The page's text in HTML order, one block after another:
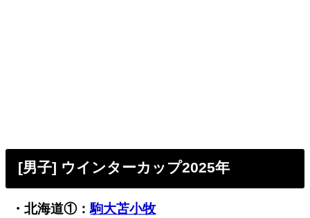
[男子] ウインターカップ2025年
・北海道①：駒大苫小牧